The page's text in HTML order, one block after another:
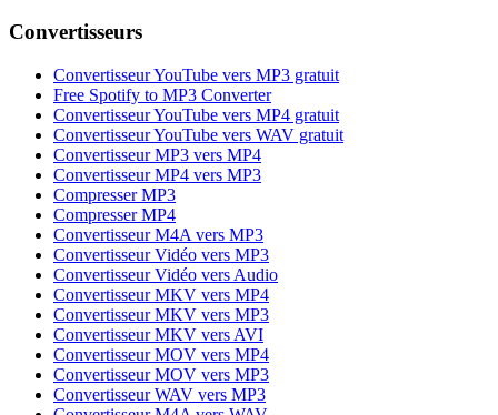
Convertisseurs
Convertisseur YouTube vers MP3 gratuit
Free Spotify to MP3 Converter
Convertisseur YouTube vers MP4 gratuit
Convertisseur YouTube vers WAV gratuit
Convertisseur MP3 vers MP4
Convertisseur MP4 vers MP3
Compresser MP3
Compresser MP4
Convertisseur M4A vers MP3
Convertisseur Vidéo vers MP3
Convertisseur Vidéo vers Audio
Convertisseur MKV vers MP4
Convertisseur MKV vers MP3
Convertisseur MKV vers AVI
Convertisseur MOV vers MP4
Convertisseur MOV vers MP3
Convertisseur WAV vers MP3